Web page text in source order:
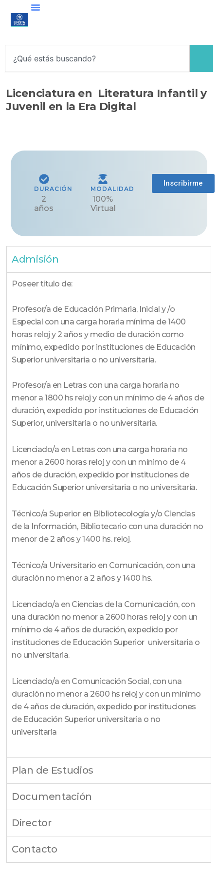
contenido
Licenciatura en Literatura Infantil y
Juvenil en la Era Digital​
DURACIÓN
2
años
MODALIDAD
100%
Virtual
Inscribirme
Admisión
Poseer título de:
Profesor/a de Educación Primaria, Inicial y /o
Especial con una carga horaria mínima de 1400
horas reloj y 2 años y medio de duración como
mínimo, expedido por instituciones de Educación
Superior universitaria o no universitaria.
Profesor/a en Letras con una carga horaria no
menor a 1800 hs reloj y con un mínimo de 4 años de
duración, expedido por instituciones de Educación
Superior, universitaria o no universitaria.
Licenciado/a en Letras con una carga horaria no
menor a 2600 horas reloj y con un mínimo de 4
años de duración, expedido por instituciones de
Educación Superior universitaria o no universitaria.
Técnico/a Superior en Bibliotecología y/o Ciencias
de la Información, Bibliotecario con una duración no
menor de 2 años y 1400 hs. reloj.
Técnico/a Universitario en Comunicación, con una
duración no menor a 2 años y 1400 hs.
Licenciado/a en Ciencias de la Comunicación, con
una duración no menor a 2600 horas reloj y con un
mínimo de 4 años de duración, expedido por
instituciones de Educación Superior universitaria o
no universitaria.
Licenciado/a en Comunicación Social, con una
duración no menor a 2600 hs reloj y con un mínimo
de 4 años de duración, expedido por instituciones
de Educación Superior universitaria o no
universitaria
Plan de Estudios
Documentación
Director
Contacto